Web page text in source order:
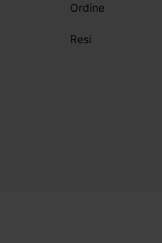
Ordine
Resi